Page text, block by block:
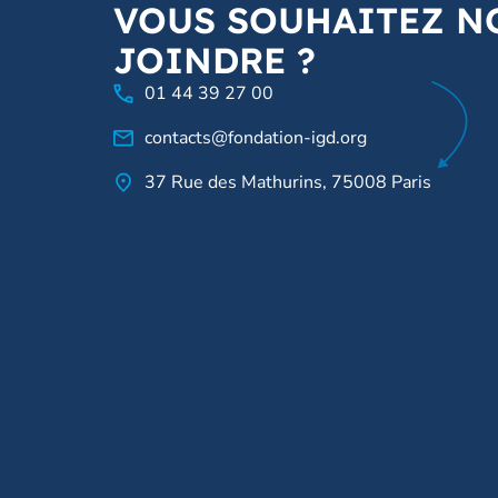
VOUS SOUHAITEZ
JOINDRE ?
01 44 39 27 00
contacts@fondation-igd.org
37 Rue des Mathurins, 75008 Paris